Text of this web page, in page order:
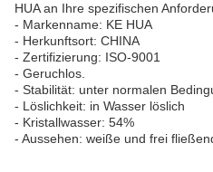
HUA an Ihre spezifischen
- Markenname: KE HUA
- Herkunftsort: CHINA
- Zertifizierung: ISO-9001
- Geruchlos.
- Stabilität: unter normalen
- Löslichkeit: in Wasser löslich
- Kristallwasser: 54%
- Aussehen: weiße und frei